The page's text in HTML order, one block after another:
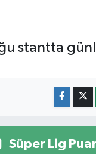
stantta
Süper Lig